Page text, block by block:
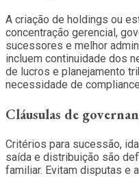
A criação de holdings ou
concentração gerencial,
sucessores e melhor
incluem continuidade dos
de lucros e planejamento
necessidade de
Cláusulas de
Critérios para sucessão,
saída e distribuição são
familiar. Evitam disputas e